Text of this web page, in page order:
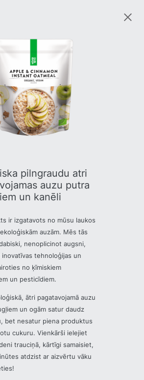
pilngraudu atri
auzu putra
un kanēli
ir izgatavots no mūsu laukos
auzām. Mēs tās
nenoplicinot augsni,
inovatīvas tehnoloģijas un
no ķīmiskiem
un pesticīdiem.
ātri pagatavojamā auzu
un ogām satur daudz
bet nesatur piena produktus
cukuru. Vienkārši ielejiet
trauciņā, kārtīgi samaisiet,
atdzist ar aizvērtu vāku